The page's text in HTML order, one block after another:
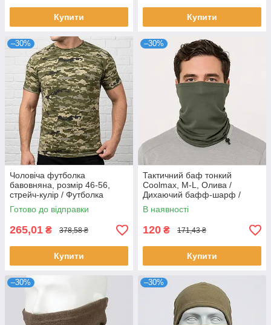
Купити Купити
–30%
Чоловіча футболка
бавовняна, розмір 46-56,
стрейч-кулір / Футболка
камуфляж / Тактична
футболка для військових
Готово до відправки
265,01 ₴ 378,58 ₴
Купити
–30%
Тактичний баф тонкий
Coolmax, M-L, Олива /
Дихаючий бафф-шарф /
Літний бафф / Тактичний
шарф-труба
В наявності
120 ₴ 171,43 ₴
Купити
–30% –30%